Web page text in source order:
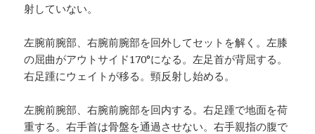
射していない。
左腕前腕部、右腕前腕部を回外してセットを解く。左膝
の屈曲がアウトサイド170°になる。左足首が背屈する。
右足踵にウェイトが移る。頸反射し始める。
左腕前腕部、右腕前腕部を回内する。右足踵で地面を荷
重する。右手首は骨盤を通過させない。右手親指の腹で